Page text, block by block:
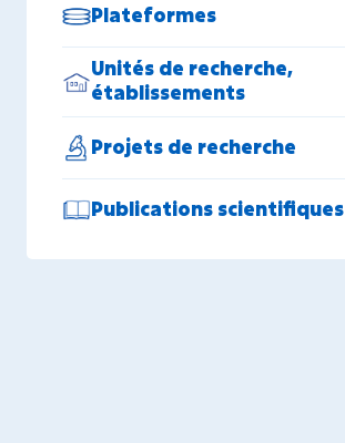
Plateformes
Unités de recherche,
établissements
Projets de recherche
Publications scientifiques